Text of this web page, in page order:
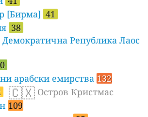
[Бирма] 41
38
Република Лаос
арабски емирства 132
🇨🇽 Остров Кристмас
109